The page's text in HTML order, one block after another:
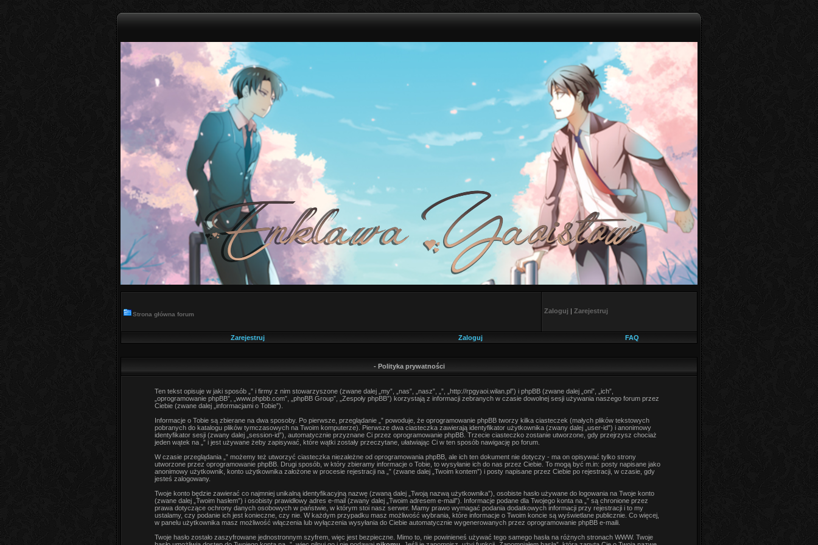
Strona główna forum Zaloguj | Zarejestruj
Zarejestruj Zaloguj FAQ
- Polityka prywatności
Ten tekst opisuje w jaki sposób „” i firmy z nim stowarzyszone (zwane dalej „my”, „nas”, „nasz”, „”, „http://rpgyaoi.wilan.pl”) i phpBB (zwane dalej „oni”, „ich”,
„oprogramowanie phpBB”, „www.phpbb.com”, „phpBB Group”, „Zespoły phpBB”) korzystają z informacji zebranych w czasie dowolnej sesji używania naszego forum przez
Ciebie (zwane dalej „informacjami o Tobie”).
Informacje o Tobie są zbierane na dwa sposoby. Po pierwsze, przeglądanie „” powoduje, że oprogramowanie phpBB tworzy kilka ciasteczek (małych plików tekstowych
pobranych do katalogu plików tymczasowych na Twoim komputerze). Pierwsze dwa ciasteczka zawierają identyfikator użytkownika (zwany dalej „user-id”) i anonimowy
identyfikator sesji (zwany dalej „session-id”), automatycznie przyznane Ci przez oprogramowanie phpBB. Trzecie ciasteczko zostanie utworzone, gdy przejrzysz chociaż
jeden wątek na „” i jest używane żeby zapisywać, które wątki zostały przeczytane, ułatwiając Ci w ten sposób nawigację po forum.
W czasie przeglądania „” możemy też utworzyć ciasteczka niezależne od oprogramowania phpBB, ale ich ten dokument nie dotyczy - ma on opisywać tylko strony
utworzone przez oprogramowanie phpBB. Drugi sposób, w który zbieramy informacje o Tobie, to wysyłanie ich do nas przez Ciebie. To mogą być m.in: posty napisane jako
anonimowy użytkownik, konto użytkownika założone w procesie rejestracji na „” (zwane dalej „Twoim kontem”) i posty napisane przez Ciebie po rejestracji, w czasie, gdy
jesteś zalogowany.
Twoje konto będzie zawierać co najmniej unikalną identyfikacyjną nazwę (zwaną dalej „Twoją nazwą użytkownika”), osobiste hasło używane do logowania na Twoje konto
(zwane dalej „Twoim hasłem”) i osobisty prawidłowy adres e-mail (zwany dalej „Twoim adresem e-mail”). Informacje podane dla Twojego konta na „” są chronione przez
prawa dotyczące ochrony danych osobowych w państwie, w którym stoi nasz serwer. Mamy prawo wymagać podania dodatkowych informacji przy rejestracji i to my
ustalamy, czy podanie ich jest konieczne, czy nie. W każdym przypadku masz możliwość wybrania, które informacje o Twoim koncie są wyświetlane publicznie. Co więcej,
w panelu użytkownika masz możliwość włączenia lub wyłączenia wysyłania do Ciebie automatycznie wygenerowanych przez oprogramowanie phpBB e-maili.
Twoje hasło zostało zaszyfrowane jednostronnym szyfrem, więc jest bezpieczne. Mimo to, nie powinieneś używać tego samego hasła na różnych stronach WWW. Twoje